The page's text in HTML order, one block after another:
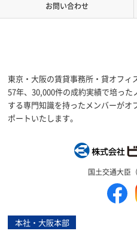
お問い合わせ
東京・大阪の賃貸事務所・貸オフィ
57年、30,000件の成約実績で培っ
する専門知識を持ったメンバーがオ
ポートいたします。
国土交通大臣
本社・大阪本部